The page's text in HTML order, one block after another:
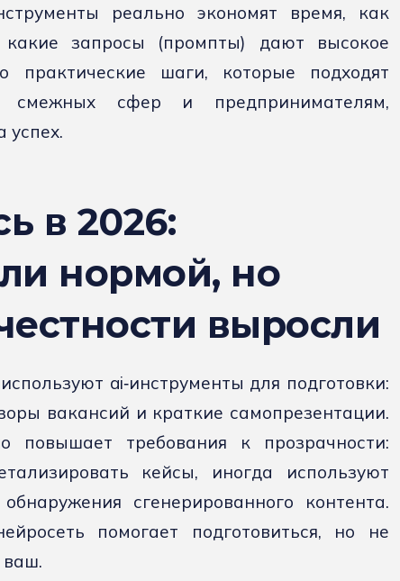
реально экономят время, как
какие запросы (промпты) дают высокое
практические шаги, которые подходят
смежных сфер и предпринимателям,
успех.
в 2026:
нормой, но
выросли
ai‑инструменты для подготовки:
вакансий и краткие самопрезентации.
повышает требования к прозрачности:
кейсы, иногда используют
сгенерированного контента.
помогает подготовиться, но не
ваш.